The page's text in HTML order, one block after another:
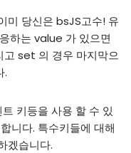
미 당신은 bsJS고수! 유
하는 value 가 있으면
set 의 경우 마지막으
.
키등을 사용 할 수 있
니다. 특수키들에 대해
겠습니다.